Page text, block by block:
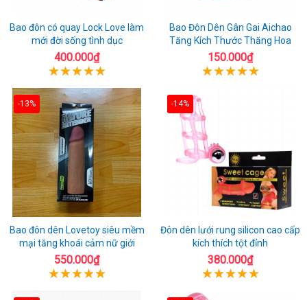
Bao đôn có quay Lock Love làm
mới đời sống tình dục
400.000₫
Bao Đôn Dên Gân Gai Aichao
Tăng Kích Thước Thăng Hoa
150.000₫
-13%
Bao đôn dên Lovetoy siêu mềm
mại tăng khoái cảm nữ giới
550.000₫
-14%
Đôn dên lưới rung silicon cao cấp
kích thích tột đỉnh
380.000₫